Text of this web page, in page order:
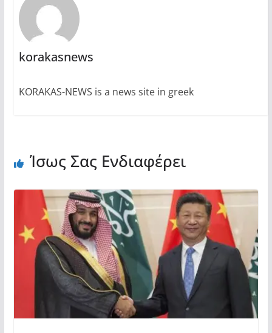
korakasnews
KORAKAS-NEWS is a news site in greek
Ίσως Σας Ενδιαφέρει